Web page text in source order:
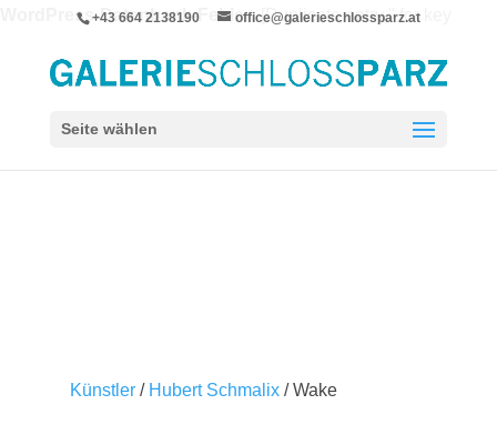
WordPress-Datenbank-Fehler:[Duplicate entry '' for key
ALTER TABLE `wpie_blc_links` ADD UNIQUE KEY
+43 664 2138190 office@galerieschlossparz.at
Seite wählen
Künstler/ Hubert Schmalix/ Wake